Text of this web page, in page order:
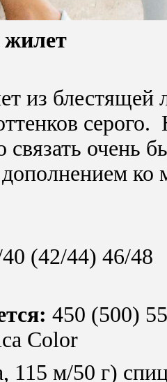
из блестящей
очень
ко
(42/44) 46/48
450 (500)
Color
115 м/50 г)